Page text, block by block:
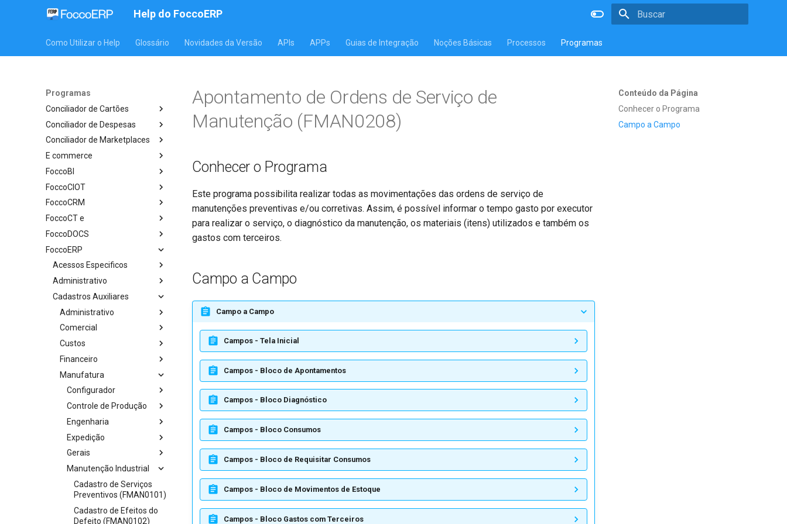
Help do FoccoERP
Como Utilizar o Help Glossário Novidades da Versão APIs APPs Guias de Integração Noções Básicas Processos Programas
Programas
Conciliador de Cartões
Conciliador de Despesas
Conciliador de Marketplaces
E commerce
FoccoBI
FoccoCIOT
FoccoCRM
FoccoCT e
FoccoDOCS
FoccoERP
Acessos Especificos
Administrativo
Cadastros Auxiliares
Administrativo
Comercial
Custos
Financeiro
Manufatura
Configurador
Controle de Produção
Engenharia
Expedição
Gerais
Manutenção Industrial
Cadastro de Serviços
Preventivos (FMAN0101)
Cadastro de Efeitos do
Defeito (FMAN0102)
Conteúdo da Página
Conhecer o Programa
Campo a Campo
Apontamento de Ordens de Serviço de
Manutenção (FMAN0208)
Conhecer o Programa
Este programa possibilita realizar todas as movimentações das ordens de serviço de
manutenções preventivas e/ou corretivas. Assim, é possível informar o tempo gasto por executor
para realizar o serviço, o diagnóstico da manutenção, os materiais (itens) utilizados e também os
gastos com terceiros.
Campo a Campo
Campo a Campo
Campos - Tela Inicial
Campos - Bloco de Apontamentos
Campos - Bloco Diagnóstico
Campos - Bloco Consumos
Campos - Bloco de Requisitar Consumos
Campos - Bloco de Movimentos de Estoque
Campos - Bloco Gastos com Terceiros